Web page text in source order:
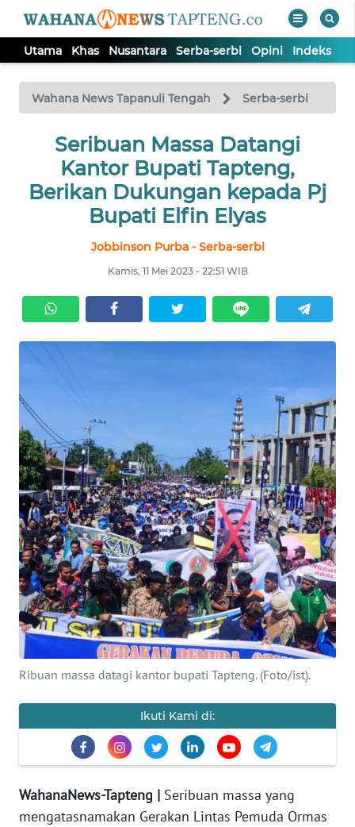
Utama Khas Nusantara Serba-serbi Opini Indeks
Wahana News Tapanuli Tengah Serba-serbi
Seribuan Massa Datangi
Kantor Bupati Tapteng,
Berikan Dukungan kepada Pj
Bupati Elfin Elyas
Jobbinson Purba - Serba-serbi
Kamis, 11 Mei 2023 - 22:51 WIB
Ribuan massa datagi kantor bupati Tapteng. (Foto/ist).
Ikuti Kami di:
WahanaNews-Tapteng | Seribuan massa yang
mengatasnamakan Gerakan Lintas Pemuda Ormas
TV
Tutup
UTAMA
KHAS
SERBI
OPINI
INDEKS
BERITA
KONTAK
KAMI
INFO
IKLAN
TENTANG
KAMI
PEDOMAN
SIBER
KARIR